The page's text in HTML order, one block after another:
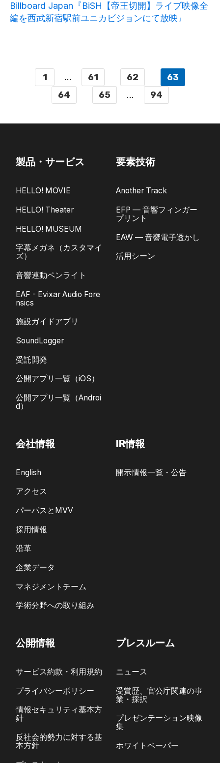
Billboard Japan『BiSH【帝王切開】ライブ映像全
編を西武新宿駅前ユニカビジョンにて放映』
1 ... 61 62
63
64
65 ... 94
製品・サービス
HELLO! MOVIE
HELLO! Theater
HELLO! MUSEUM
字幕メガネ（カスタマイ
ズ）
音響連動ペンライト
EAF - Evixar Audio Fore
nsics
施設ガイドアプリ
SoundLogger
受託開発
公開アプリ一覧（iOS）
公開アプリ一覧（Androi
d）
要素技術
Another Track
EFP — 音響フィンガー
プリント
EAW — 音響電子透かし
活用シーン
会社情報
English
アクセス
パーパスとMVV
採用情報
沿革
企業データ
マネジメントチーム
学術分野への取り組み
IR情報
開示情報一覧・公告
公開情報
サービス約款・利用規約
プライバシーポリシー
情報セキュリティ基本方
針
反社会的勢力に対する基
本方針
プレスルーム
ニュース
受賞歴、官公庁関連の事
業・採択
プレゼンテーション映像
集
ホワイトペーパー